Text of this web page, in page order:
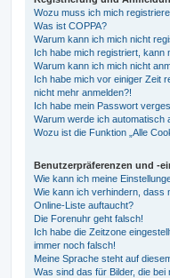
Wozu muss ich mich
Was ist COPPA?
Warum kann ich mich nicht
Ich habe mich registriert, kann
Warum kann ich mich nicht
Ich habe mich vor einiger Zeit
nicht mehr anmelden?!
Ich habe mein Passwort
Warum werde ich automatisch
Wozu ist die Funktion „Alle
Benutzerpräferenzen und -
Wie kann ich meine
Wie kann ich verhindern, dass
Online-Liste auftaucht?
Die Forenuhr geht falsch!
Ich habe die Zeitzone
immer noch falsch!
Meine Sprache steht auf
Was sind das für Bilder, die bei